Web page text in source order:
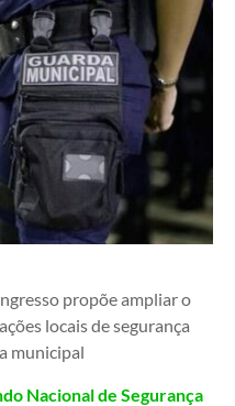
propõe ampliar o
locais de segurança
municipal
Nacional de Segurança